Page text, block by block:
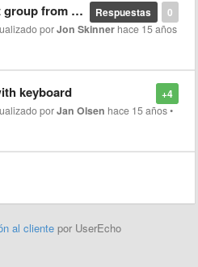
0
Respuestas
from API
porJon Skinner hace 15 años
+4
keyboard
porJan Olsen hace 15 años•
al cliente por UserEcho